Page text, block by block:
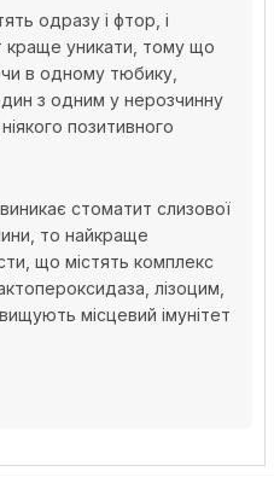
одразу і фтор, і
краще уникати, тому що
в одному тюбику,
з одним у нерозчинну
позитивного
стоматит слизової
то найкраще
що містять комплекс
лізоцим,
місцевий імунітет